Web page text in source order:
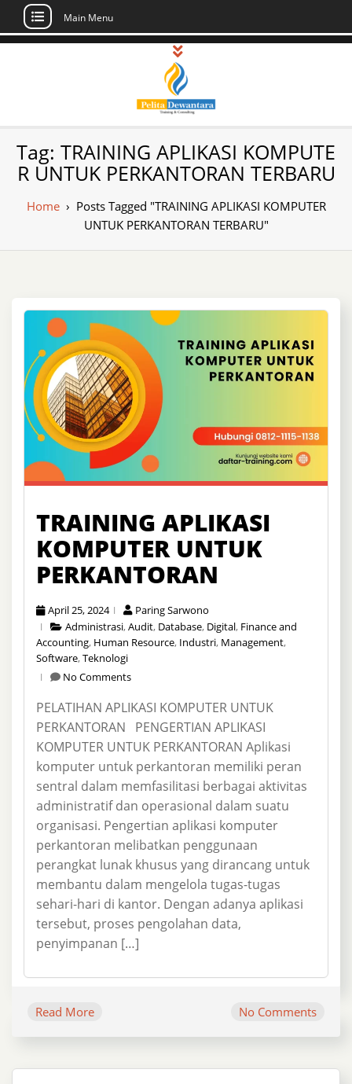
Skip
Main Menu
Pusat Pelatihan
dan Sertifikasi –
Daftar Training
Indonesia
Sertifikasi di Indonesia
Tag: TRAINING APLIKASI KOMPUTE
R UNTUK PERKANTORAN TERBARU
Home› Posts Tagged "TRAINING APLIKASI KOMPUTER
UNTUK PERKANTORAN TERBARU"
TRAINING APLIKASI
KOMPUTER UNTUK
PERKANTORAN
April 25, 2024
Paring Sarwono
Administrasi,Audit, Database, Digital, Finance and
Accounting, Human Resource, Industri, Management,
Software,Teknologi
No Comments
PELATIHAN APLIKASI KOMPUTER UNTUK
PERKANTORAN PENGERTIAN APLIKASI
KOMPUTER UNTUK PERKANTORAN Aplikasi
komputer untuk perkantoran memiliki peran
sentral dalam memfasilitasi berbagai aktivitas
administratif dan operasional dalam suatu
organisasi. Pengertian aplikasi komputer
perkantoran melibatkan penggunaan
perangkat lunak khusus yang dirancang untuk
membantu dalam mengelola tugas-tugas
sehari-hari di kantor. Dengan adanya aplikasi
tersebut, proses pengolahan data,
penyimpanan […]
Read More No Comments